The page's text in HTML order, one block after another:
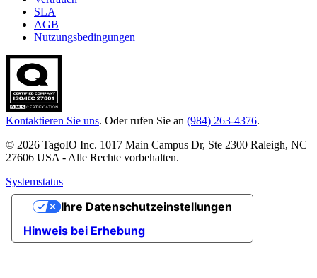
SLA
AGB
Nutzungsbedingungen
Kontaktieren Sie uns. Oder rufen Sie an (984) 263-4376.
© 2026 TagoIO Inc. 1017 Main Campus Dr, Ste 2300 Raleigh, NC
27606 USA - Alle Rechte vorbehalten.
Systemstatus
Hinweis bei Erhebung
Ihre Datenschutzeinstellungen